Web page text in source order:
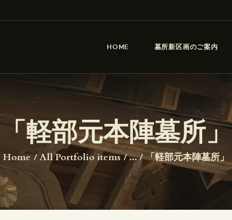
HOME 墓所新区画のご案内
「軽部元本陣墓所」
Home All Portfolio items ... 「軽部元本陣墓所」
大仙寺
墓所新区画のご案内
ニュース
ギャラリー
アクセス